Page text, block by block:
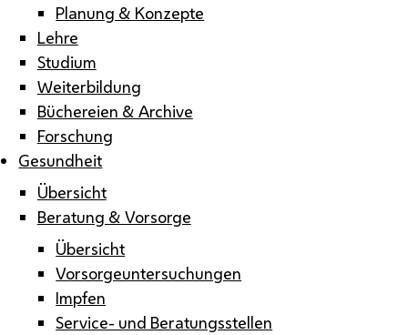
Planung & Konzepte
Lehre
Studium
Weiterbildung
Büchereien & Archive
Forschung
Gesundheit
Übersicht
Beratung & Vorsorge
Übersicht
Vorsorgeuntersuchungen
Impfen
Service- und Beratungsstellen